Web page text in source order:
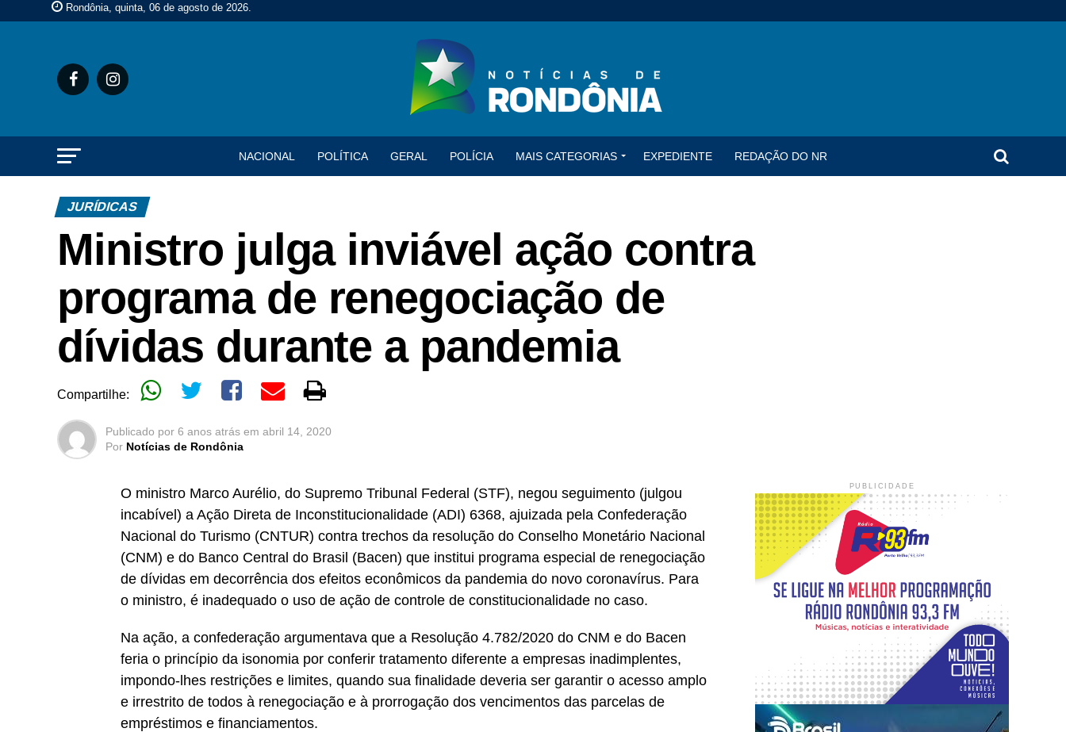
Rondônia, quinta, 06 de agosto de 2026.
NACIONAL POLÍTICA GERAL POLÍCIA MAIS CATEGORIAS EXPEDIENTE REDAÇÃO DO NR
JURÍDICAS
Ministro julga inviável ação contra
programa de renegociação de
dívidas durante a pandemia
Compartilhe:
Publicado por 6 anos atrás em abril 14, 2020
Por Notícias de Rondônia
O ministro Marco Aurélio, do Supremo Tribunal Federal (STF), negou seguimento (julgou
incabível) a Ação Direta de Inconstitucionalidade (ADI) 6368, ajuizada pela Confederação
Nacional do Turismo (CNTUR) contra trechos da resolução do Conselho Monetário Nacional
(CNM) e do Banco Central do Brasil (Bacen) que institui programa especial de renegociação
de dívidas em decorrência dos efeitos econômicos da pandemia do novo coronavírus. Para
o ministro, é inadequado o uso de ação de controle de constitucionalidade no caso.
Na ação, a confederação argumentava que a Resolução 4.782/2020 do CNM e do Bacen
feria o princípio da isonomia por conferir tratamento diferente a empresas inadimplentes,
impondo-lhes restrições e limites, quando sua finalidade deveria ser garantir o acesso amplo
e irrestrito de todos à renegociação e à prorrogação dos vencimentos das parcelas de
empréstimos e financiamentos.
PUBLICIDADE